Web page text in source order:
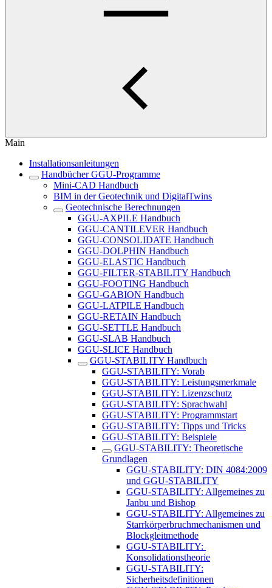
Main
Installationsanleitungen
Handbücher GGU-Programme
Mini-CAD Handbuch
BIM in der Geotechnik und DigitalTwins
Geotechnische Berechnungen
GGU-AXPILE Handbuch
GGU-CANTILEVER Handbuch
GGU-CONSOLIDATE Handbuch
GGU-DOLPHIN Handbuch
GGU-ELASTIC Handbuch
GGU-FILTER-STABILITY Handbuch
GGU-FOOTING Handbuch
GGU-GABION Handbuch
GGU-LATPILE Handbuch
GGU-RETAIN Handbuch
GGU-SETTLE Handbuch
GGU-SLAB Handbuch
GGU-SLICE Handbuch
GGU-STABILITY Handbuch
GGU-STABILITY: Vorab
GGU-STABILITY: Leistungsmerkmale
GGU-STABILITY: Lizenzschutz
GGU-STABILITY: Sprachwahl
GGU-STABILITY: Programmstart
GGU-STABILITY: Tipps und Tricks
GGU-STABILITY: Beispiele
GGU-STABILITY: Theoretische
Grundlagen
GGU-STABILITY: DIN 4084:2009
und GGU-STABILITY
GGU-STABILITY: Allgemeines zu
Janbu und Bishop
GGU-STABILITY: ​Allgemeines zu
Starrkörperbruchmechanismen und
Blockgleitmethode
GGU-STABILITY: ​
Konsolidationstheorie
GGU-STABILITY:
Sicherheitsdefinitionen